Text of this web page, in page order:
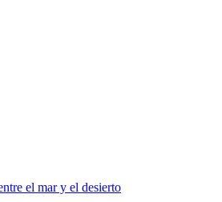
el mar y el desierto